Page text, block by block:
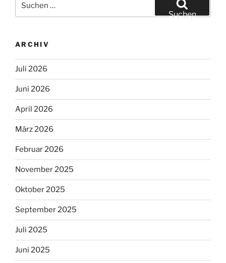
nach:
Suchen
ARCHIV
Juli 2026
Juni 2026
April 2026
März 2026
Februar 2026
November 2025
Oktober 2025
September 2025
Juli 2025
Juni 2025